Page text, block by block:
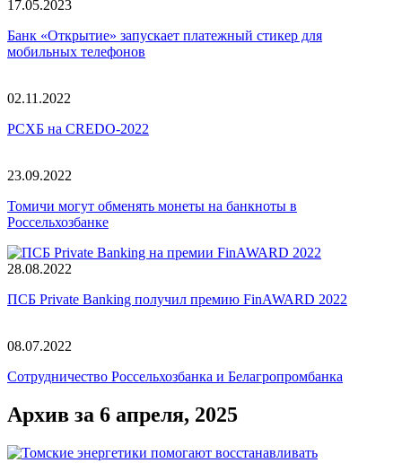
17.05.2023
Банк «Открытие» запускает платежный стикер для
мобильных телефонов
02.11.2022
РСХБ на CREDO-2022
23.09.2022
Томичи могут обменять монеты на банкноты в
Россельхозбанке
28.08.2022
ПСБ Private Banking получил премию FinAWARD 2022
08.07.2022
Сотрудничество Россельхозбанка и Белагропромбанка
Архив за 6 апреля, 2025